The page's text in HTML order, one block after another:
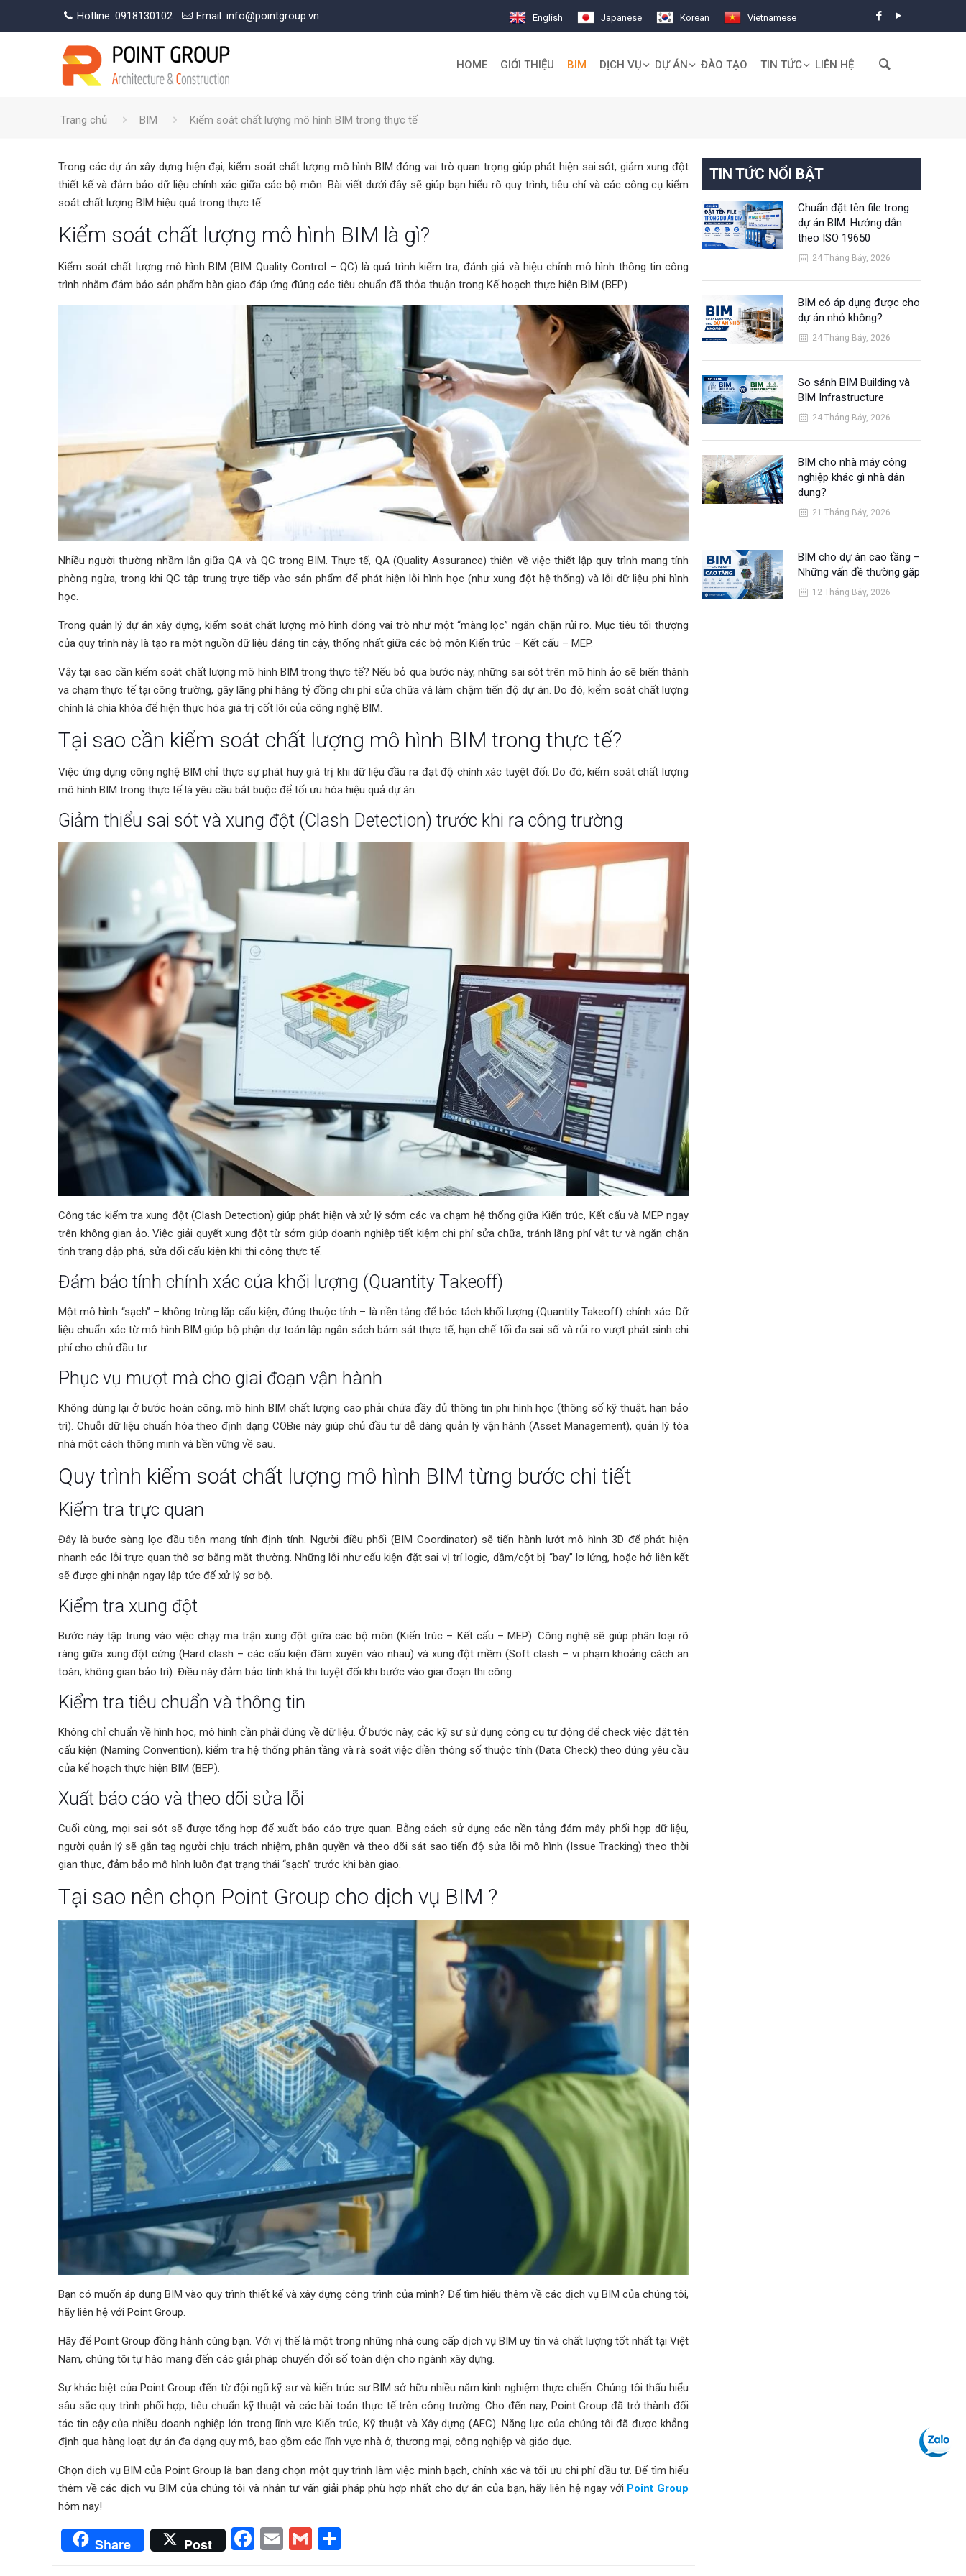
Hotline: 0918130102 Email: info@pointgroup.vn English Japanese Korean Vietnamese
HOME GIỚI THIỆU BIM DỊCH VỤ DỰ ÁN ĐÀO TẠO TIN TỨC LIÊN HỆ
Trang chủ BIM Kiểm soát chất lượng mô hình BIM trong thực tế
Trong các dự án xây dựng hiện đại, kiểm soát chất lượng mô hình BIM đóng vai trò quan trọng giúp phát hiện sai sót, giảm xung đột
thiết kế và đảm bảo dữ liệu chính xác giữa các bộ môn. Bài viết dưới đây sẽ giúp bạn hiểu rõ quy trình, tiêu chí và các công cụ kiểm
soát chất lượng BIM hiệu quả trong thực tế.
Kiểm soát chất lượng mô hình BIM là gì?
Kiểm soát chất lượng mô hình BIM (BIM Quality Control – QC) là quá trình kiểm tra, đánh giá và hiệu chỉnh mô hình thông tin công
trình nhằm đảm bảo sản phẩm bàn giao đáp ứng đúng các tiêu chuẩn đã thỏa thuận trong Kế hoạch thực hiện BIM (BEP).
Nhiều người thường nhầm lẫn giữa QA và QC trong BIM. Thực tế, QA (Quality Assurance) thiên về việc thiết lập quy trình mang tính
phòng ngừa, trong khi QC tập trung trực tiếp vào sản phẩm để phát hiện lỗi hình học (như xung đột hệ thống) và lỗi dữ liệu phi hình
học.
Trong quản lý dự án xây dựng, kiểm soát chất lượng mô hình đóng vai trò như một “màng lọc” ngăn chặn rủi ro. Mục tiêu tối thượng
của quy trình này là tạo ra một nguồn dữ liệu đáng tin cậy, thống nhất giữa các bộ môn Kiến trúc – Kết cấu – MEP.
Vậy tại sao cần kiểm soát chất lượng mô hình BIM trong thực tế? Nếu bỏ qua bước này, những sai sót trên mô hình ảo sẽ biến thành
va chạm thực tế tại công trường, gây lãng phí hàng tỷ đồng chi phí sửa chữa và làm chậm tiến độ dự án. Do đó, kiểm soát chất lượng
chính là chìa khóa để hiện thực hóa giá trị cốt lõi của công nghệ BIM.
Tại sao cần kiểm soát chất lượng mô hình BIM trong thực tế?
Việc ứng dụng công nghệ BIM chỉ thực sự phát huy giá trị khi dữ liệu đầu ra đạt độ chính xác tuyệt đối. Do đó, kiểm soát chất lượng
mô hình BIM trong thực tế là yêu cầu bắt buộc để tối ưu hóa hiệu quả dự án.
Giảm thiểu sai sót và xung đột (Clash Detection) trước khi ra công trường
Công tác kiểm tra xung đột (Clash Detection) giúp phát hiện và xử lý sớm các va chạm hệ thống giữa Kiến trúc, Kết cấu và MEP ngay
trên không gian ảo. Việc giải quyết xung đột từ sớm giúp doanh nghiệp tiết kiệm chi phí sửa chữa, tránh lãng phí vật tư và ngăn chặn
tình trạng đập phá, sửa đổi cấu kiện khi thi công thực tế.
Đảm bảo tính chính xác của khối lượng (Quantity Takeoff)
Một mô hình “sạch” – không trùng lặp cấu kiện, đúng thuộc tính – là nền tảng để bóc tách khối lượng (Quantity Takeoff) chính xác. Dữ
liệu chuẩn xác từ mô hình BIM giúp bộ phận dự toán lập ngân sách bám sát thực tế, hạn chế tối đa sai số và rủi ro vượt phát sinh chi
phí cho chủ đầu tư.
Phục vụ mượt mà cho giai đoạn vận hành
Không dừng lại ở bước hoàn công, mô hình BIM chất lượng cao phải chứa đầy đủ thông tin phi hình học (thông số kỹ thuật, hạn bảo
trì). Chuỗi dữ liệu chuẩn hóa theo định dạng COBie này giúp chủ đầu tư dễ dàng quản lý vận hành (Asset Management), quản lý tòa
nhà một cách thông minh và bền vững về sau.
Quy trình kiểm soát chất lượng mô hình BIM từng bước chi tiết
Kiểm tra trực quan
Đây là bước sàng lọc đầu tiên mang tính định tính. Người điều phối (BIM Coordinator) sẽ tiến hành lướt mô hình 3D để phát hiện
nhanh các lỗi trực quan thô sơ bằng mắt thường. Những lỗi như cấu kiện đặt sai vị trí logic, dầm/cột bị “bay” lơ lửng, hoặc hở liên kết
sẽ được ghi nhận ngay lập tức để xử lý sơ bộ.
Kiểm tra xung đột
Bước này tập trung vào việc chạy ma trận xung đột giữa các bộ môn (Kiến trúc – Kết cấu – MEP). Công nghệ sẽ giúp phân loại rõ
ràng giữa xung đột cứng (Hard clash – các cấu kiện đâm xuyên vào nhau) và xung đột mềm (Soft clash – vi phạm khoảng cách an
toàn, không gian bảo trì). Điều này đảm bảo tính khả thi tuyệt đối khi bước vào giai đoạn thi công.
Kiểm tra tiêu chuẩn và thông tin
Không chỉ chuẩn về hình học, mô hình cần phải đúng về dữ liệu. Ở bước này, các kỹ sư sử dụng công cụ tự động để check việc đặt tên
cấu kiện (Naming Convention), kiểm tra hệ thống phân tầng và rà soát việc điền thông số thuộc tính (Data Check) theo đúng yêu cầu
của kế hoạch thực hiện BIM (BEP).
Xuất báo cáo và theo dõi sửa lỗi
Cuối cùng, mọi sai sót sẽ được tổng hợp để xuất báo cáo trực quan. Bằng cách sử dụng các nền tảng đám mây phối hợp dữ liệu,
người quản lý sẽ gắn tag người chịu trách nhiệm, phân quyền và theo dõi sát sao tiến độ sửa lỗi mô hình (Issue Tracking) theo thời
gian thực, đảm bảo mô hình luôn đạt trạng thái “sạch” trước khi bàn giao.
Tại sao nên chọn Point Group cho dịch vụ BIM ?
Bạn có muốn áp dụng BIM vào quy trình thiết kế và xây dựng công trình của mình? Để tìm hiểu thêm về các dịch vụ BIM của chúng tôi,
hãy liên hệ với Point Group.
Hãy để Point Group đồng hành cùng bạn. Với vị thế là một trong những nhà cung cấp dịch vụ BIM uy tín và chất lượng tốt nhất tại Việt
Nam, chúng tôi tự hào mang đến các giải pháp chuyển đổi số toàn diện cho ngành xây dựng.
Sự khác biệt của Point Group đến từ đội ngũ kỹ sư và kiến trúc sư BIM sở hữu nhiều năm kinh nghiệm thực chiến. Chúng tôi thấu hiểu
sâu sắc quy trình phối hợp, tiêu chuẩn kỹ thuật và các bài toán thực tế trên công trường. Cho đến nay, Point Group đã trở thành đối
tác tin cậy của nhiều doanh nghiệp lớn trong lĩnh vực Kiến trúc, Kỹ thuật và Xây dựng (AEC). Năng lực của chúng tôi đã được khẳng
định qua hàng loạt dự án đa dạng quy mô, bao gồm các lĩnh vực nhà ở, thương mại, công nghiệp và giáo dục.
Chọn dịch vụ BIM của Point Group là bạn đang chọn một quy trình làm việc minh bạch, chính xác và tối ưu chi phí đầu tư. Để tìm hiểu
thêm về các dịch vụ BIM của chúng tôi và nhận tư vấn giải pháp phù hợp nhất cho dự án của bạn, hãy liên hệ ngay với Point Group
hôm nay!
Share Post Facebook
Email
GmailShare
TIN TỨC NỔI BẬT
Chuẩn đặt tên file trong
dự án BIM: Hướng dẫn
theo ISO 19650
24 Tháng Bảy, 2026
BIM có áp dụng được cho
dự án nhỏ không?
24 Tháng Bảy, 2026
So sánh BIM Building và
BIM Infrastructure
24 Tháng Bảy, 2026
BIM cho nhà máy công
nghiệp khác gì nhà dân
dụng?
21 Tháng Bảy, 2026
BIM cho dự án cao tầng –
Những vấn đề thường gặp
12 Tháng Bảy, 2026